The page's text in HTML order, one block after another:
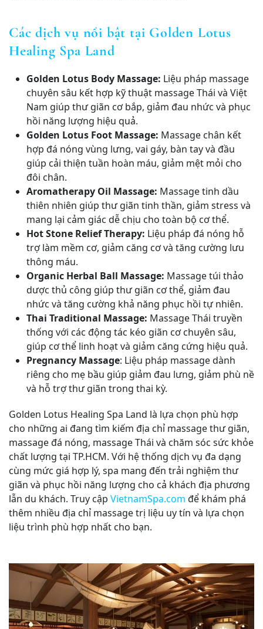
Các dịch vụ nổi bật tại Golden Lotus
Healing Spa Land
Golden Lotus Body Massage: Liệu pháp massage
chuyên sâu kết hợp kỹ thuật massage Thái và Việt
Nam giúp thư giãn cơ bắp, giảm đau nhức và phục
hồi năng lượng hiệu quả.
Golden Lotus Foot Massage: Massage chân kết
hợp đá nóng vùng lưng, vai gáy, bàn tay và đầu
giúp cải thiện tuần hoàn máu, giảm mệt mỏi cho
đôi chân.
Aromatherapy Oil Massage: Massage tinh dầu
thiên nhiên giúp thư giãn tinh thần, giảm stress và
mang lại cảm giác dễ chịu cho toàn bộ cơ thể.
Hot Stone Relief Therapy: Liệu pháp đá nóng hỗ
trợ làm mềm cơ, giảm căng cơ và tăng cường lưu
thông máu.
Organic Herbal Ball Massage: Massage túi thảo
dược thủ công giúp thư giãn cơ thể, giảm đau
nhức và tăng cường khả năng phục hồi tự nhiên.
Thai Traditional Massage: Massage Thái truyền
thống với các động tác kéo giãn cơ chuyên sâu,
giúp cơ thể linh hoạt và giảm căng cứng hiệu quả.
Pregnancy Massage: Liệu pháp massage dành
riêng cho mẹ bầu giúp giảm đau lưng, giảm phù nề
và hỗ trợ thư giãn trong thai kỳ.
Golden Lotus Healing Spa Land là lựa chọn phù hợp
cho những ai đang tìm kiếm địa chỉ massage thư giãn,
massage đá nóng, massage Thái và chăm sóc sức khỏe
chất lượng tại TP.HCM. Với hệ thống dịch vụ đa dạng
cùng mức giá hợp lý, spa mang đến trải nghiệm thư
giãn và phục hồi năng lượng cho cả khách địa phương
lẫn du khách. Truy cập VietnamSpa.com để khám phá
thêm nhiều địa chỉ massage trị liệu uy tín và lựa chọn
liệu trình phù hợp nhất cho bạn.